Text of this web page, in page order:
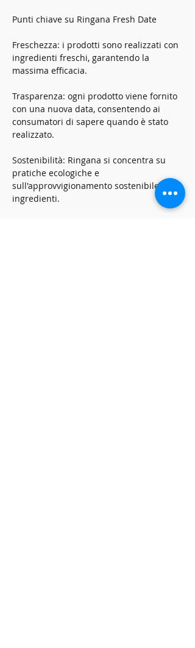
Punti chiave su Ringana Fresh Date
Freschezza: i prodotti sono realizzati con
ingredienti freschi, garantendo la
massima efficacia.
Trasparenza: ogni prodotto viene fornito
con una nuova data, consentendo ai
consumatori di sapere quando è stato
realizzato.
Sostenibilità: Ringana si concentra su
pratiche ecologiche e
sull'approvvigionamento sostenibile di
ingredienti.